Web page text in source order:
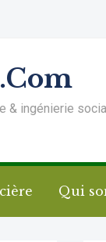
& ingénierie
Qui